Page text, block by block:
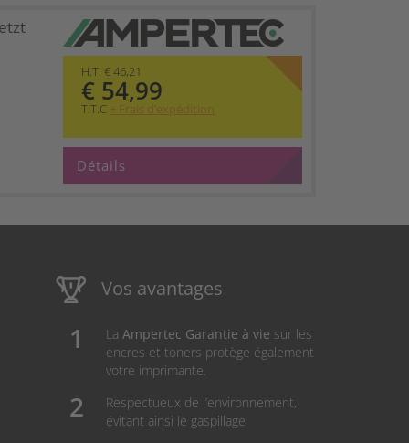
H.T. € 46,21
€ 54,99
T.T.C + Frais d’expédition
Détails
Vos avantages
La Ampertec Garantie à vie sur les
encres et toners protège également
votre imprimante.
Respectueux de l’environnement,
évitant ainsi le gaspillage